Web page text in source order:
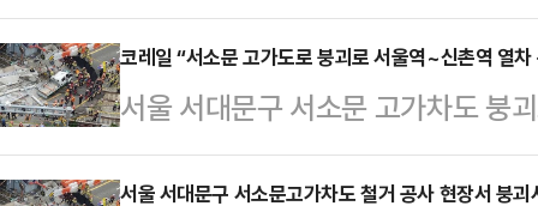
생했다. 현재 최소 6…
코레일 “서소문 고가도로 붕괴로 서울역~신촌역 열차
서울 서대문구 서소문 고가차도 붕
단됐다.26일 코레일에 따르면 이
서울 서대문구 서소문고가차도 철거 공사 현장서 붕